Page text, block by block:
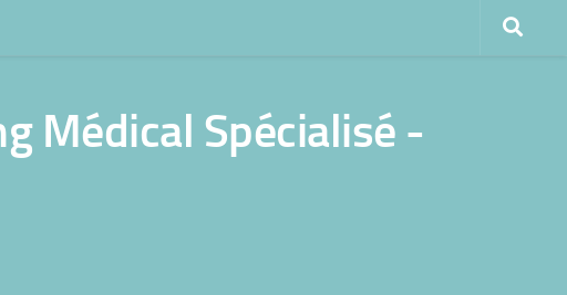
Médical Spécialisé -